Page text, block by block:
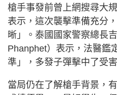
槍手事發前曾上網搜尋大
表示，這次襲擊準備充分
晰」。 泰國國家警察總長
Phanphet）表示，法醫鑑
準」，多發子彈擊中了受
當局仍在了解槍手背景，